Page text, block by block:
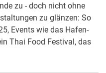
zu - doch nicht ohne
zu glänzen: So
Events wie das Hafen-
Thai Food Festival, das